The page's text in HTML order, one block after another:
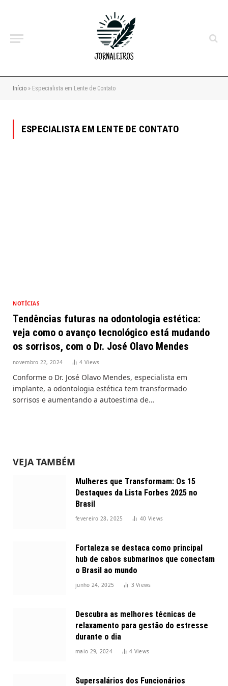
Início » Especialista em Lente de Contato
ESPECIALISTA EM LENTE DE CONTATO
NOTÍCIAS
Tendências futuras na odontologia estética:
veja como o avanço tecnológico está mudando
os sorrisos, com o Dr. José Olavo Mendes
novembro 22, 2024 4Views
Conforme o Dr. José Olavo Mendes, especialista em
implante, a odontologia estética tem transformado
sorrisos e aumentando a autoestima de…
VEJA TAMBÉM
Mulheres que Transformam: Os 15
Destaques da Lista Forbes 2025 no
Brasil
fevereiro 28, 2025 40 Views
Fortaleza se destaca como principal
hub de cabos submarinos que conectam
o Brasil ao mundo
junho 24, 2025 3Views
Descubra as melhores técnicas de
relaxamento para gestão do estresse
durante o dia
maio 29, 2024 4 Views
Supersalários dos Funcionários